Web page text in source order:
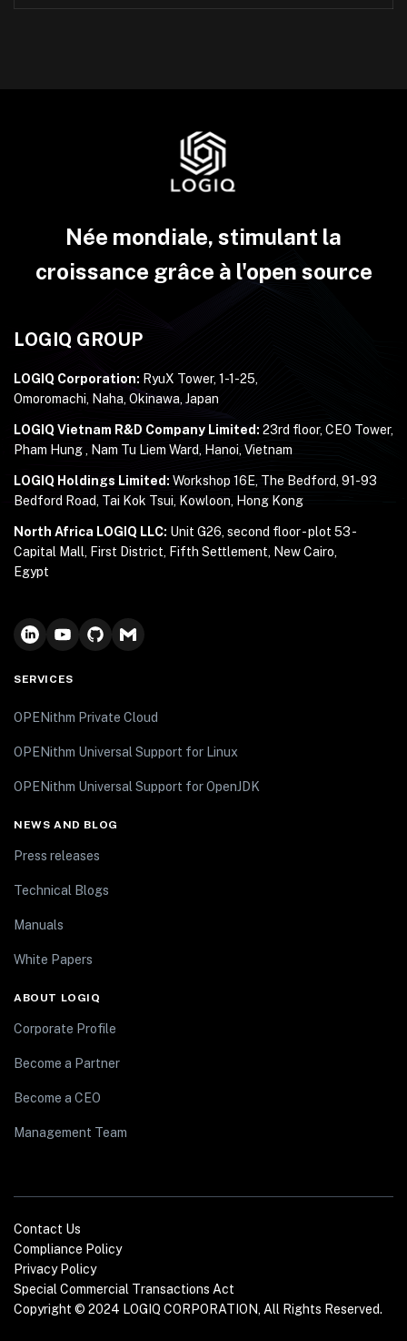
Née mondiale, stimulant la
croissance grâce à l'open source
LOGIQ GROUP
LOGIQ Corporation: RyuX Tower, 1-1-25,
Omoromachi, Naha, Okinawa, Japan
LOGIQ Vietnam R&D Company Limited: 23rd floor, CEO Tower,
Pham Hung , Nam Tu Liem Ward, Hanoi, Vietnam
LOGIQ Holdings Limited: Workshop 16E, The Bedford, 91-93
Bedford Road, Tai Kok Tsui, Kowloon, Hong Kong
North Africa LOGIQ LLC: Unit G26, second floor - plot 53 -
Capital Mall, First District, Fifth Settlement, New Cairo,
Egypt
SERVICES
OPENithm Private Cloud
OPENithm Universal Support for Linux
OPENithm Universal Support for OpenJDK
NEWS AND BLOG
Press releases
Technical Blogs
Manuals
White Papers
ABOUT LOGIQ
Corporate Profile
Become a Partner
Become a CEO
Management Team
Copyright © 2024 LOGIQ CORPORATION, All Rights Reserved.
Contact Us
Compliance Policy
Privacy Policy
Special Commercial Transactions Act